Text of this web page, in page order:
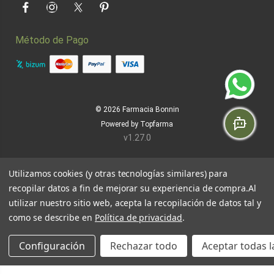
FacebookInstagramTwitter Pinterest
Método de Pago
© 2026 Farmacia Bonnin
Powered by Topfarma
v1.27.0
Utilizamos cookies (y otras tecnologías similares) para
recopilar datos a fin de mejorar su experiencia de compra.Al
utilizar nuestro sitio web, acepta la recopilación de datos tal y
como se describe en Política de privacidad.
Configuración Rechazar todo Aceptar todas